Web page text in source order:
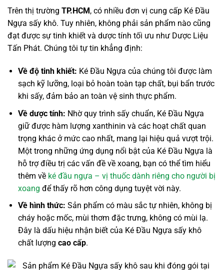
Trên thị trường TP.HCM , có nhiều đơn vị cung cấp Ké Đầu
Ngựa sấy khô. Tuy nhiên, không phải sản phẩm nào cũng
đạt được sự tinh khiết và dược tính tối ưu như Dược Liệu
Tấn Phát. Chúng tôi tự tin khẳng định:
Về độ tinh khiết: Ké Đầu Ngựa của chúng tôi được làm
sạch kỹ lưỡng, loại bỏ hoàn toàn tạp chất, bụi bẩn trước
khi sấy, đảm bảo an toàn vệ sinh thực phẩm.
Về dược tính: Nhờ quy trình sấy chuẩn, Ké Đầu Ngựa
giữ được hàm lượng xanthinin và các hoạt chất quan
trọng khác ở mức cao nhất, mang lại hiệu quả vượt trội.
Một trong những ứng dụng nổi bật của Ké Đầu Ngựa là
hỗ trợ điều trị các vấn đề về xoang, bạn có thể tìm hiểu
thêm về ké đầu ngựa – vị thuốc dành riêng cho người bị
xoang để thấy rõ hơn công dụng tuyệt vời này.
Về hình thức: Sản phẩm có màu sắc tự nhiên, không bị
cháy hoặc mốc, mùi thơm đặc trưng, không có mùi lạ.
Đây là dấu hiệu nhận biết của Ké Đầu Ngựa sấy khô
chất lượng cao cấp.